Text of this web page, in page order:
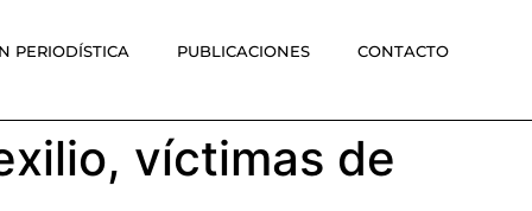
PERIODÍSTICA PUBLICACIONES CONTACTO
víctimas de